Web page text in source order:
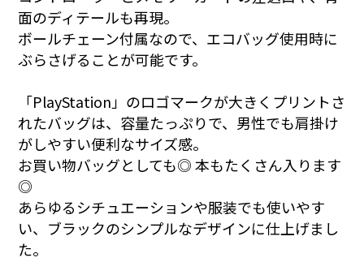
面のディテールも再現。
ボールチェーン付属なので、エコバッグ使用時に
ぶらさげることが可能です。
「PlayStation」のロゴマークが大きくプリントさ
れたバッグは、容量たっぷりで、男性でも肩掛け
がしやすい便利なサイズ感。
お買い物バッグとしても◎ 本もたくさん入ります
◎
あらゆるシチュエーションや服装でも使いやす
い、ブラックのシンプルなデザインに仕上げまし
た。